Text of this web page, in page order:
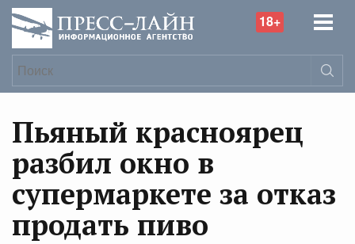
18+
Пьяный красноярец
разбил окно в
супермаркете за отказ
продать пиво